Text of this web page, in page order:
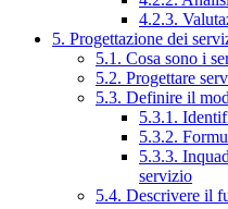
4.2.3.
5. Progettazione dei
5.1. Cosa sono i
5.2. Progettare
5.3. Definire il
5.3.1.
5.3.2.
5.3.3.
servizio
5.4. Descrivere il